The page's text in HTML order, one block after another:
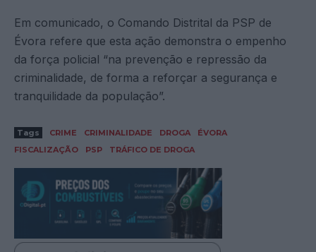
Em comunicado, o Comando Distrital da PSP de
Évora refere que esta ação demonstra o empenho
da força policial “na prevenção e repressão da
criminalidade, de forma a reforçar a segurança e
tranquilidade da população”.
Tags CRIME CRIMINALIDADE DROGA
ÉVORA
FISCALIZAÇÃO
PSP TRÁFICO DE DROGA